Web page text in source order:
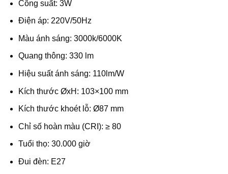
Công suất: 3W
Điện áp: 220V/50Hz
Màu ánh sáng: 3000k/6000K
Quang thông: 330 lm
Hiệu suất ánh sáng: 110lm/W
Kích thước ØxH: 103×100 mm
Kích thước khoét lỗ: Ø87 mm
Chỉ số hoàn màu (CRI): ≥ 80
Tuổi thọ: 30.000 giờ
Đui đèn: E27